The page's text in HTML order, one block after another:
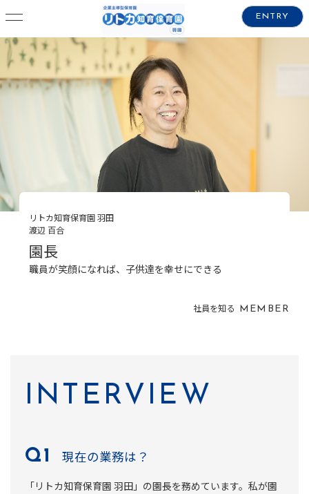
ENTRY
リトカ知育保育園 羽田
渡辺 百合
園長
職員が笑顔になれば、子供達を幸せにできる
社員を知る MEMBER
INTERVIEW
現在の業務は？
「リトカ知育保育園 羽田」の園長を務めています。私が園